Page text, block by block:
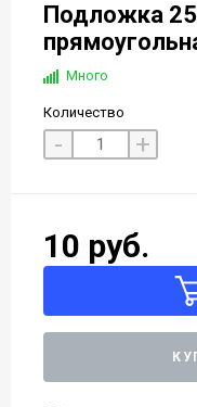
Подложка
Много
Количество
- +
10 руб.